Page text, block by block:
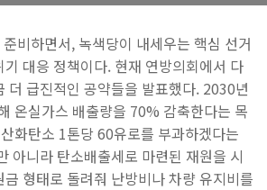
비하면서, 녹색당이 내세우는 핵심 선거
대응 정책이다. 현재 연방의회에서 다
더 급진적인 공약들을 발표했다. 2030년
온실가스 배출량을 70% 감축한다는 목
화탄소 1톤당 60유로를 부과하겠다는
아니라 탄소배출세로 마련된 재원을 시
형태로 돌려줘 난방비나 차량 유지비를